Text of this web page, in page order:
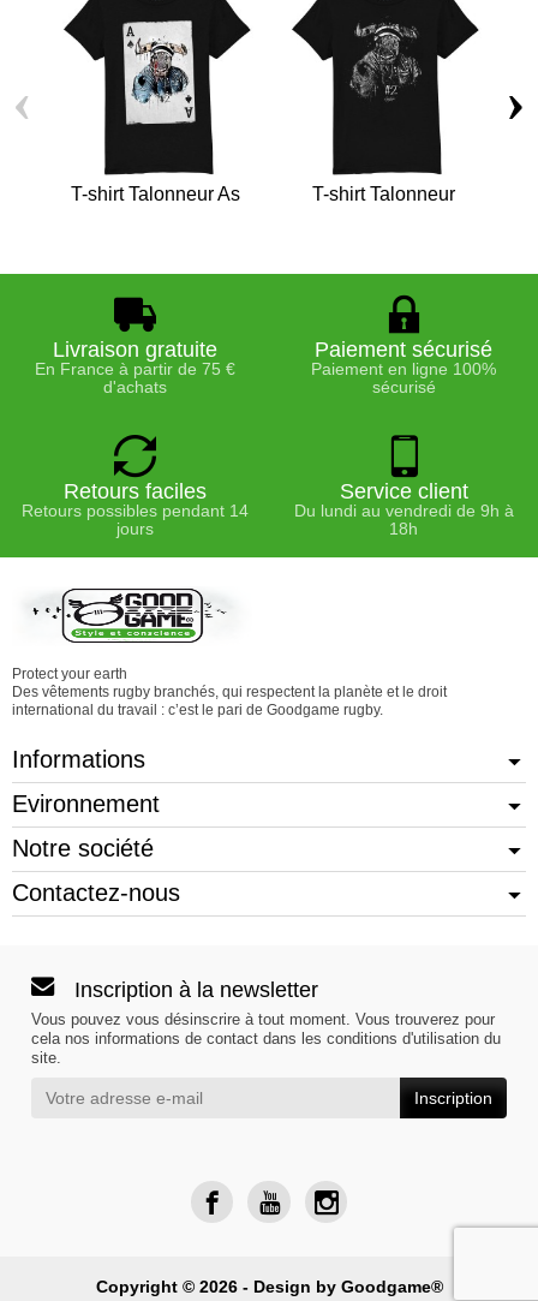
T-shirt Talonneur As T-shirt Talonneur
‹ ›
Livraison gratuite
En France à partir de 75 €
d'achats
Paiement sécurisé
Paiement en ligne 100%
sécurisé
Retours faciles
Retours possibles pendant 14
jours
Service client
Du lundi au vendredi de 9h à
18h
Protect your earth
Des vêtements rugby branchés, qui respectent la planète et le droit
international du travail : c’est le pari de Goodgame rugby.
Informations
Evironnement
Notre société
Contactez-nous
Inscription à la newsletter
Vous pouvez vous désinscrire à tout moment. Vous trouverez pour
cela nos informations de contact dans les conditions d'utilisation du
site.
Inscription
Copyright © 2026 - Design by Goodgame®